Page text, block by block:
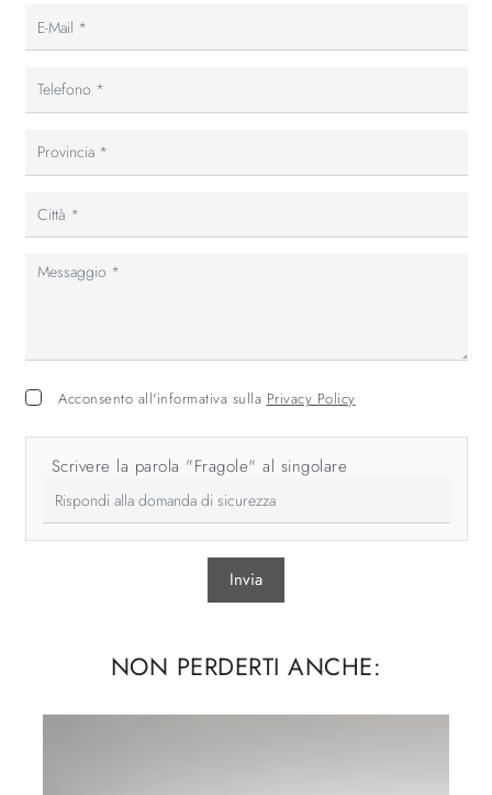
Acconsento all'informativa sulla Privacy Policy
Scrivere la parola "Fragole" al singolare
Invia
NON PERDERTI ANCHE: